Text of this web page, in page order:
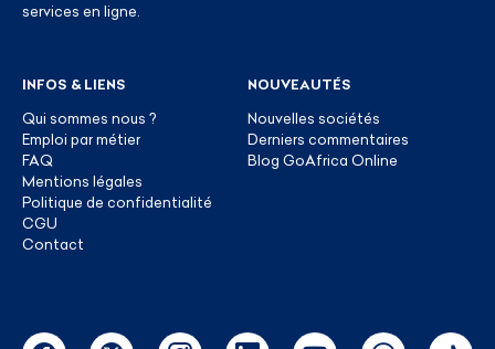
services en ligne.
INFOS & LIENS
Qui sommes nous ?
Emploi par métier
FAQ
Mentions légales
Politique de confidentialité
CGU
Contact
NOUVEAUTÉS
Nouvelles sociétés
Derniers commentaires
Blog GoAfrica Online